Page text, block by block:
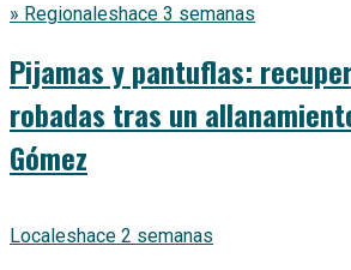
» Regionaleshace 3 semanas
Pijamas y pantuflas:
robadas tras un
Gómez
Localeshace 2 semanas